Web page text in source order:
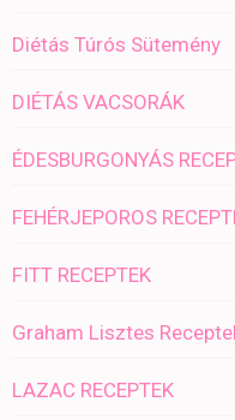
Diétás Túrós Sütemény
DIÉTÁS VACSORÁK
ÉDESBURGONYÁS
FEHÉRJEPOROS
FITT RECEPTEK
Graham Lisztes
LAZAC RECEPTEK